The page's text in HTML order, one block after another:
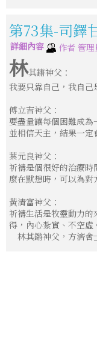
第73集-司鐸
詳細內容 作者 管理
林其鏘神父：
我要只靠自己，我自己
傅立吉神父：
要盡量讓每個困難成
並相信天主，結果一定
葉元良神父：
祈禱是個很好的治療
麼在默想時，可以為對
黃清富神父：
祈禱生活是牧靈動力
得，內心紮實、不空虛
林其鏘神父，方濟會